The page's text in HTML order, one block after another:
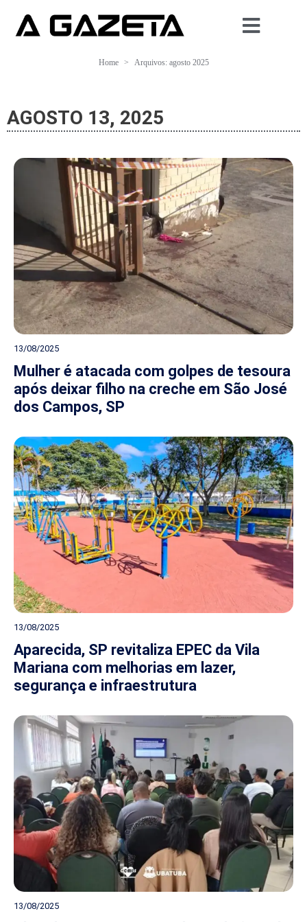
Home Arquivos: agosto 2025
AGOSTO 13, 2025
13/08/2025
Mulher é atacada com golpes de tesoura
após deixar filho na creche em São José
dos Campos, SP
13/08/2025
Aparecida, SP revitaliza EPEC da Vila
Mariana com melhorias em lazer,
segurança e infraestrutura
13/08/2025